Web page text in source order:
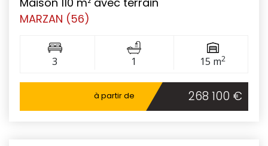
MARZAN (56)
3 1 15 m2
à partir de 268 100 €